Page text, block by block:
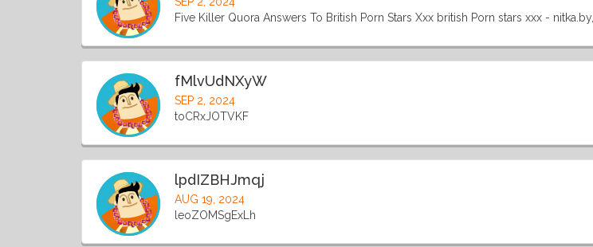
Five Killer Quora Answers To British Porn Stars Xxx british Porn stars xxx - nitka.by,
fMlvUdNXyW
SEP 2, 2024
toCRxJOTVKF
lpdIZBHJmqj
AUG 19, 2024
leoZOMSgExLh